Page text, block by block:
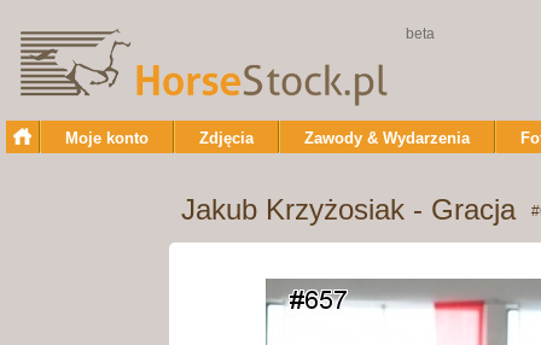
beta
Moje konto Zdjęcia Zawody & Wydarzenia
Jakub Krzyżosiak - Gracja